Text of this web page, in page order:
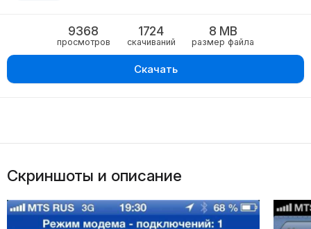
9368
просмотров
1724
скачиваний
8 MB
размер файла
Скачать
Скриншоты и описание